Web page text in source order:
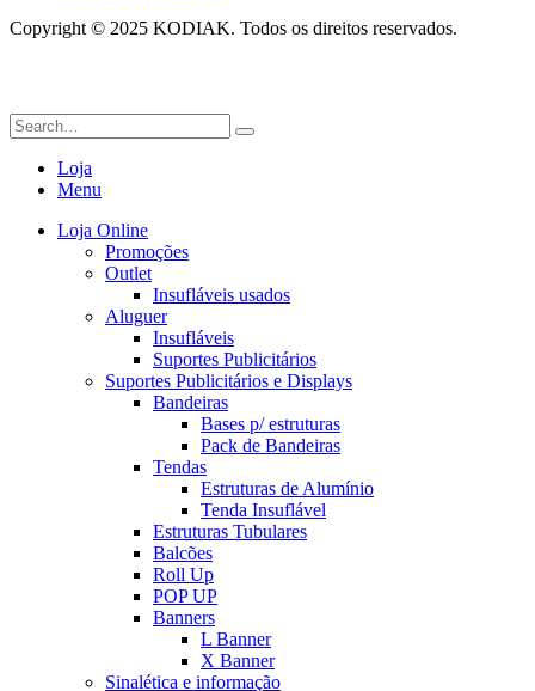
Copyright © 2025 KODIAK. Todos os direitos reservados.
Loja
Menu
Loja Online
Promoções
Outlet
Insufláveis usados
Aluguer
Insufláveis
Suportes Publicitários
Suportes Publicitários e Displays
Bandeiras
Bases p/ estruturas
Pack de Bandeiras
Tendas
Estruturas de Alumínio
Tenda Insuflável
Estruturas Tubulares
Balcões
Roll Up
POP UP
Banners
L Banner
X Banner
Sinalética e informação